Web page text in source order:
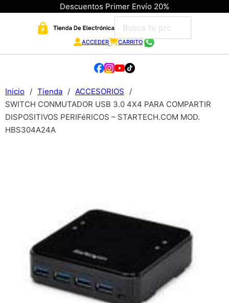
Descuentos Primer Envío 20%
ACCEDER CARRITO
Inicio / Tienda / ACCESORIOS
/
SWITCH CONMUTADOR USB 3.0 4X4 PARA COMPARTIR
DISPOSITIVOS PERIFéRICOS – STARTECH.COM MOD.
HBS304A24A